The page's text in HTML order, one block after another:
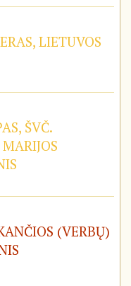
LIETUVOS
ŠVČ.
(VERBŲ)